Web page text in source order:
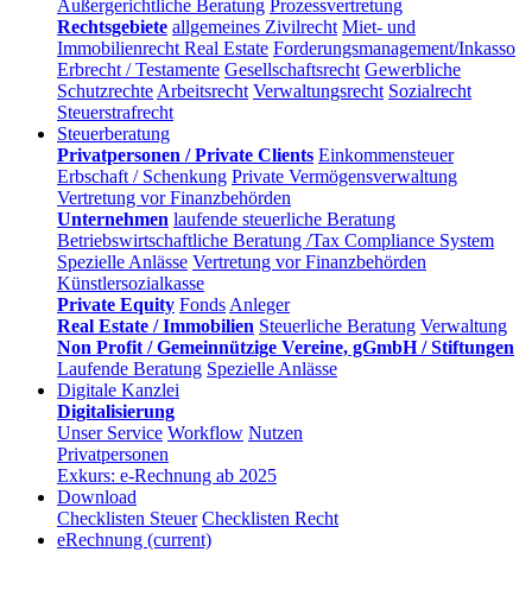
Außergerichtliche Beratung Prozessvertretung
Rechtsgebiete allgemeines Zivilrecht Miet- und
Immobilienrecht Real Estate Forderungsmanagement/Inkasso
Erbrecht / Testamente Gesellschaftsrecht Gewerbliche
Schutzrechte Arbeitsrecht Verwaltungsrecht Sozialrecht
Steuerstrafrecht
Steuerberatung
Privatpersonen / Private Clients Einkommensteuer
Erbschaft / Schenkung Private Vermögensverwaltung
Vertretung vor Finanzbehörden
Unternehmen laufende steuerliche Beratung
Betriebswirtschaftliche Beratung /Tax Compliance System
Spezielle Anlässe Vertretung vor Finanzbehörden
Künstlersozialkasse
Private Equity Fonds Anleger
Real Estate / Immobilien Steuerliche Beratung Verwaltung
Non Profit / Gemeinnützige Vereine, gGmbH / Stiftungen
Laufende Beratung Spezielle Anlässe
Digitale Kanzlei
Digitalisierung
Unser Service Workflow Nutzen
Privatpersonen
Exkurs: e-Rechnung ab 2025
Download
Checklisten Steuer Checklisten Recht
eRechnung (current)